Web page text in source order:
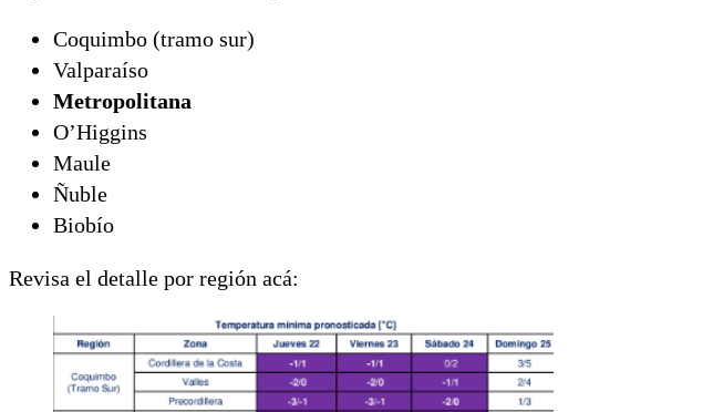
Coquimbo (tramo sur)
Valparaíso
Metropolitana
O’Higgins
Maule
Ñuble
Biobío
Revisa el detalle por región acá: